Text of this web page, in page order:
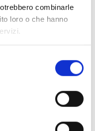
combinarle
loro o che hanno